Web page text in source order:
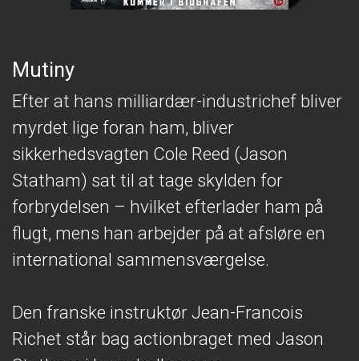
Mutiny
Efter at hans milliardær-industrichef bliver
myrdet lige foran ham, bliver
sikkerhedsvagten Cole Reed (Jason
Statham) sat til at tage skylden for
forbrydelsen – hvilket efterlader ham på
flugt, mens han arbejder på at afsløre en
international sammensværgelse.
Den franske instruktør Jean-Francois
Richet står bag actionbraget med Jason